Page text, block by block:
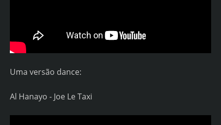
Uma versão dance:
Al Hanayo - Joe Le Taxi